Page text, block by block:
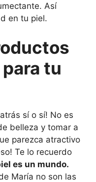
Así
en tu piel.
tu
sí o sí! No es
belleza y tomar a
parezca atractivo
Te lo recuerdo
es un mundo.
María no son las